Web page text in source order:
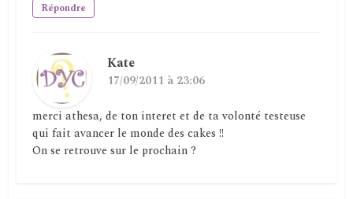
Répondre
Kate
17/09/2011 à 23:06
merci athesa, de ton interet et de ta volonté testeuse
qui fait avancer le monde des cakes !!
On se retrouve sur le prochain ?